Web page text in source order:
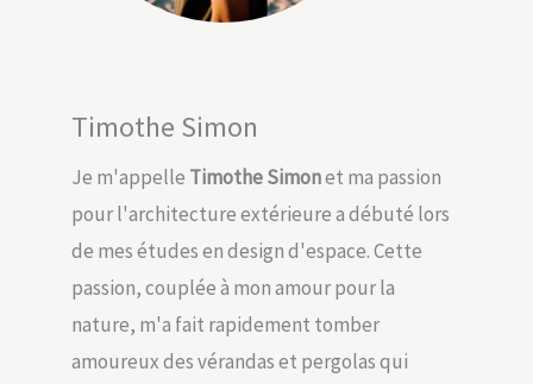
Timothe Simon
Je m'appelle Timothe Simonet ma passion
pour l'architecture extérieure a débuté lors
de mes études en design d'espace. Cette
passion, couplée à mon amour pour la
nature, m'a fait rapidement tomber
amoureux des vérandas et pergolas qui